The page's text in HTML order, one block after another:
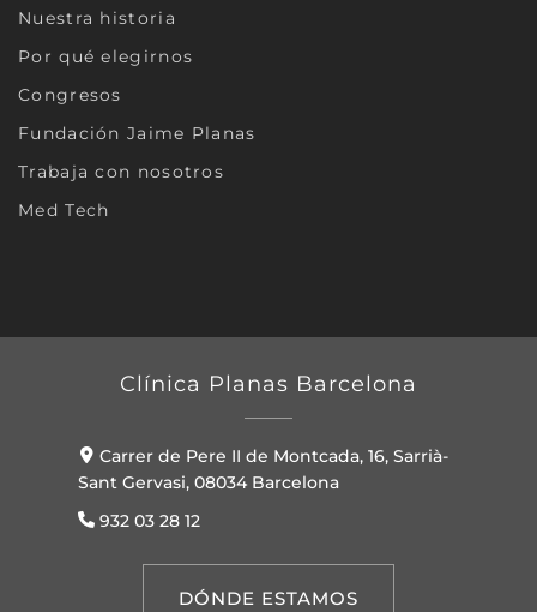
Nuestra historia
Por qué elegirnos
Congresos
Fundación Jaime Planas
Trabaja con nosotros
Med Tech
Clínica Planas Barcelona
Carrer de Pere II de Montcada, 16, Sarrià-
Sant Gervasi, 08034 Barcelona
932 03 28 12
DÓNDE ESTAMOS